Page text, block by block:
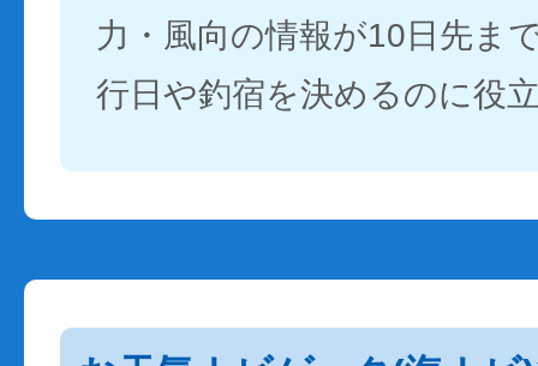
力・風向の情報が10日先ま
行日や釣宿を決めるのに役